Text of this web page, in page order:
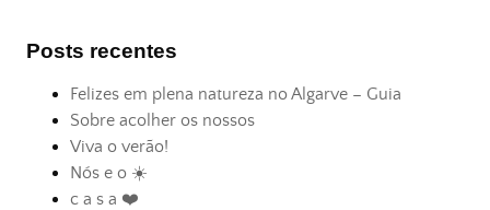
Posts recentes
Felizes em plena natureza no Algarve – Guia
Sobre acolher os nossos
Viva o verão!
Nós e o ☀️
c a s a ❤️